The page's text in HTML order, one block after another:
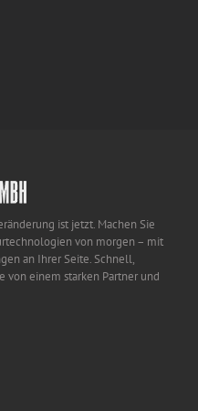
ist jetzt. Machen Sie
von morgen – mit
an Ihrer Seite. Schnell,
von einem starken Partner und